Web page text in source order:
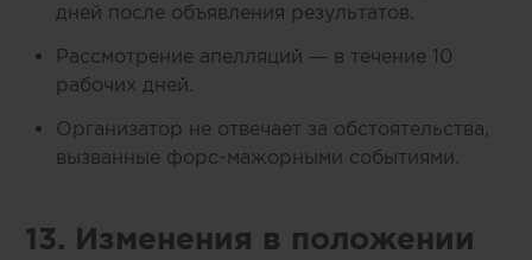
дней после объявления результатов.
Рассмотрение апелляций — в течение 10
рабочих дней.
Организатор не отвечает за обстоятельства,
вызванные форс-мажорными событиями.
13. Изменения в положении